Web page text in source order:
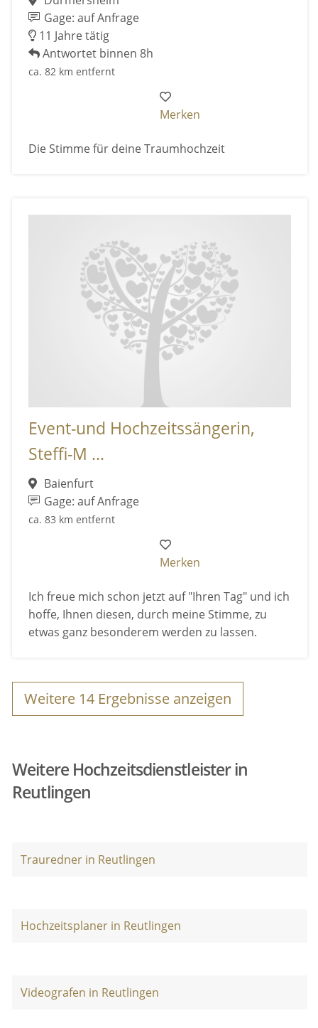
Gage: auf Anfrage
11 Jahre tätig
Antwortet binnen 8h
ca. 82 km entfernt
Merken
Die Stimme für deine Traumhochzeit
Event-und Hochzeitssängerin,
Steffi-M ...
Baienfurt
Gage: auf Anfrage
ca. 83 km entfernt
Merken
Ich freue mich schon jetzt auf "Ihren Tag" und ich
hoffe, Ihnen diesen, durch meine Stimme, zu
etwas ganz besonderem werden zu lassen.
Weitere 14 Ergebnisse anzeigen
Weitere Hochzeitsdienstleister in
Reutlingen
Trauredner in Reutlingen
Hochzeitsplaner in Reutlingen
Videografen in Reutlingen